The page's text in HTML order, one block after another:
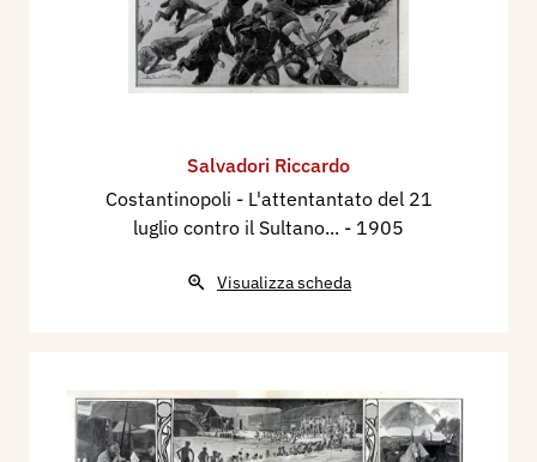
Salvadori Riccardo
Costantinopoli - L'attentantato del 21
luglio contro il Sultano... - 1905
Visualizza scheda